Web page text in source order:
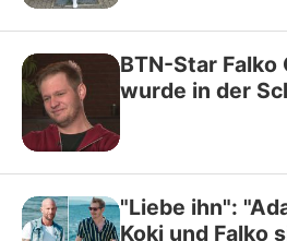
BTN-Star
wurde in der
"Liebe ihn":
Koki und Falko